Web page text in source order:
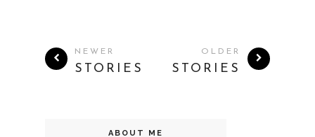
NEWER
STORIES
OLDER
STORIES
ABOUT ME